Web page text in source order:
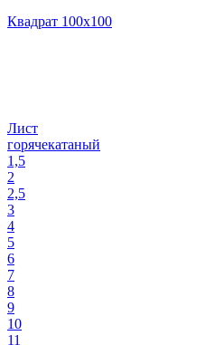
Квадрат 100х100
Лист
горячекатаный
1,5
2
2,5
3
4
5
6
7
8
9
10
11